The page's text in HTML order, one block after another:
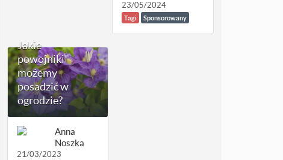
23/05/2024
Tagi Sponsorowany
Jakie
powojniki
możemy
posadzić w
ogrodzie?
Anna
Noszka
21/03/2023